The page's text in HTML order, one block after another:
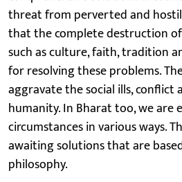
threat from perverted and
that the complete destruction
such as culture, faith, tradition
for resolving these problems.
aggravate the social ills, conflict
humanity. In Bharat too, we are
circumstances in various ways.
awaiting solutions that are
philosophy.